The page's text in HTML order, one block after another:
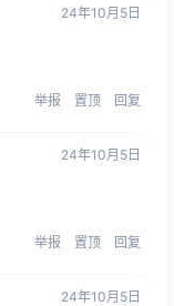
24年10月5日
举报 置顶 回复
24年10月5日
举报 置顶 回复
24年10月5日